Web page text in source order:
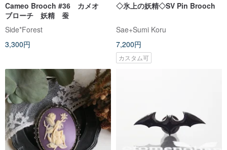
Cameo Brooch #36 カメオ
ブローチ 妖精 蚕
Side*Forest
3,300円
◇氷上の妖精◇SV Pin Brooch
Sae+Sumi Koru
7,200円
カスタム可